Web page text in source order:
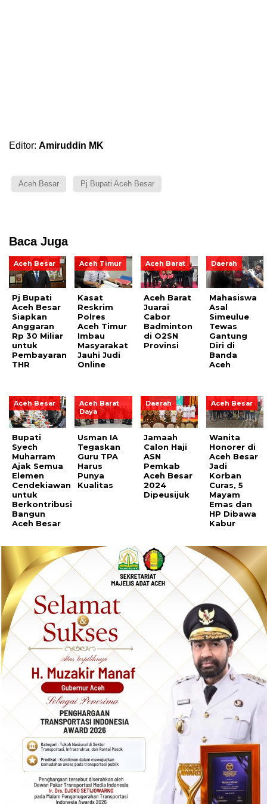
Editor: Amiruddin MK
Aceh Besar Pj Bupati Aceh Besar
Baca Juga
Aceh Besar
Pj Bupati
Aceh Besar
Siapkan
Anggaran
Rp 30 Miliar
untuk
Pembayaran
THR
Aceh Timur
Kasat
Reskrim
Polres
Aceh Timur
Imbau
Masyarakat
Jauhi Judi
Online
Aceh Barat
Aceh Barat
Juarai
Cabor
Badminton
di O2SN
Provinsi
Daerah
Mahasiswa
Asal
Simeulue
Tewas
Gantung
Diri di
Banda
Aceh
Aceh Besar
Bupati
Syech
Muharram
Ajak Semua
Elemen
Cendekiawan
untuk
Berkontribusi
Bangun
Aceh Besar
Aceh Barat
Daya
Usman IA
Tegaskan
Guru TPA
Harus
Punya
Kualitas
Daerah
Jamaah
Calon Haji
ASN
Pemkab
Aceh Besar
2024
Dipeusijuk
Aceh Besar
Wanita
Honorer di
Aceh Besar
Jadi
Korban
Curas, 5
Mayam
Emas dan
HP Dibawa
Kabur